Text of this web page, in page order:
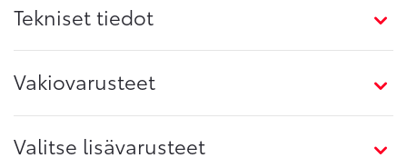
Tekniset tiedot
Vakiovarusteet
Valitse lisävarusteet